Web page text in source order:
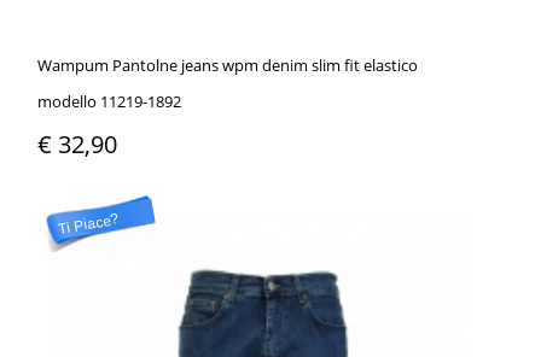
Wampum Pantolne jeans wpm denim slim fit elastico
modello 11219-1892
€ 32,90
Ti Piace?